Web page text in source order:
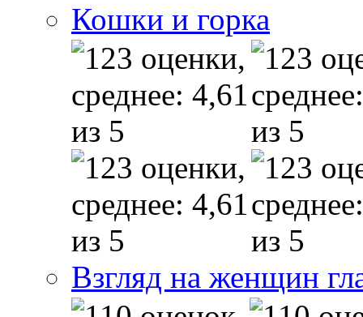
Кошки и горка
Взгляд на женщин